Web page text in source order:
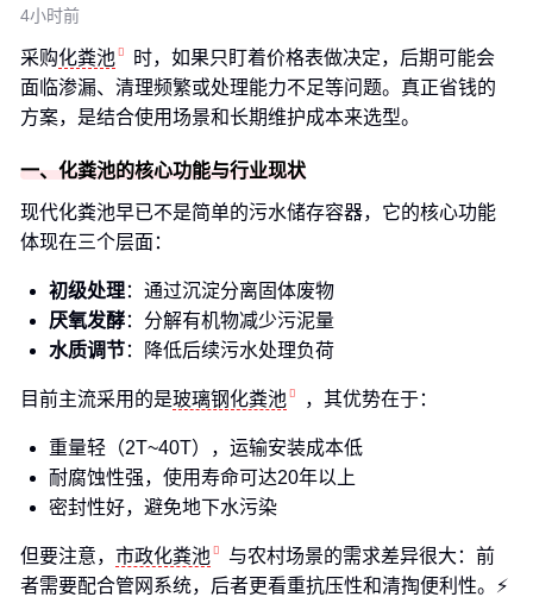
4小时前
采购化粪池
时，如果只盯着价格表做决定，后期可能会
面临渗漏、清理频繁或处理能力不足等问题。真正省钱的
方案，是结合使用场景和长期维护成本来选型。
一、化粪池的核心功能与行业现状
现代化粪池早已不是简单的污水储存容器，它的核心功能
体现在三个层面：
初级处理：通过沉淀分离固体废物
厌氧发酵：分解有机物减少污泥量
水质调节：降低后续污水处理负荷
目前主流采用的是玻璃钢化粪池 ，其优势在于：
重量轻（2T~40T），运输安装成本低
耐腐蚀性强，使用寿命可达20年以上
密封性好，避免地下水污染
但要注意， 市政化粪池
与农村场景的需求差异很大：前
者需要配合管网系统，后者更看重抗压性和清掏便利性。⚡